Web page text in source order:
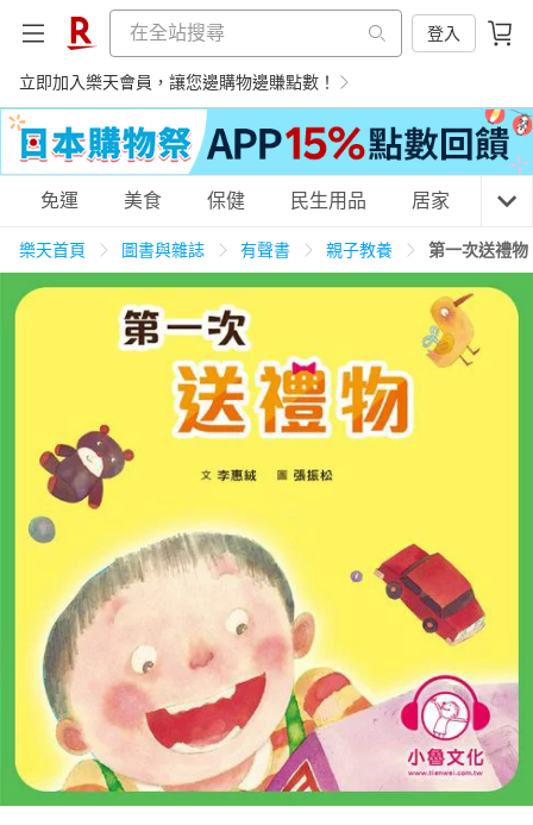
登入
立即加入樂天會員，讓您邊購物邊賺點數！
購物網分類
美食蛋糕 民生用品
居家生活 3C家電 運動休閒
女裝 男裝
日本購物 電子/紙本書
HOT
免運 美食 保健 民生用品 居家 3C
樂天首頁 圖書與雜誌 有聲書 親子教養 第一次送禮物